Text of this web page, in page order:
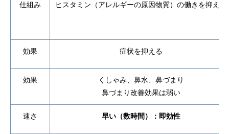
仕組み ヒスタミン（アレルギーの原因物質）の働きを抑える
効果 症状を抑える
効果
くしゃみ、鼻水、鼻づまり
鼻づまり改善効果は弱い
速さ 早い（数時間）：即効性